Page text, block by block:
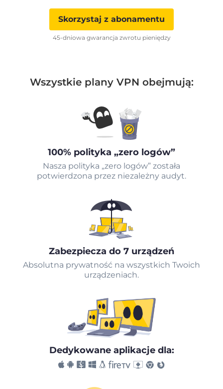
Skorzystaj z abonamentu
45-dniowa gwarancja zwrotu pieniędzy
Wszystkie plany VPN obejmują:
100% polityka „zero logów”
Nasza polityka „zero logów” została
potwierdzona przez niezależny audyt.
Zabezpiecza do 7 urządzeń
Absolutna prywatność na wszystkich Twoich
urządzeniach.
Dedykowane aplikacje dla: